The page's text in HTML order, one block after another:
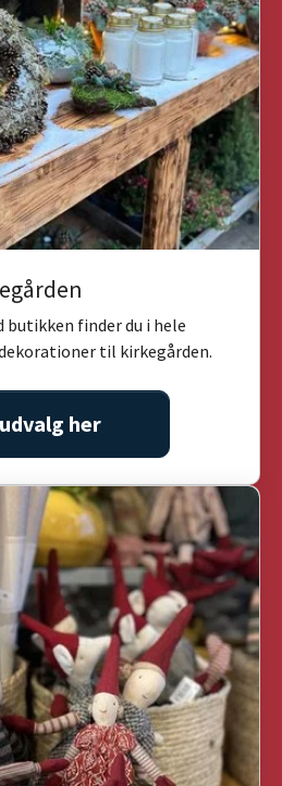
butikken finder du i hele
til kirkegården.
her